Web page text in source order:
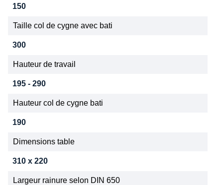
150
Taille col de cygne avec bati
300
Hauteur de travail
195 - 290
Hauteur col de cygne bati
190
Dimensions table
310 x 220
Largeur rainure selon DIN 650